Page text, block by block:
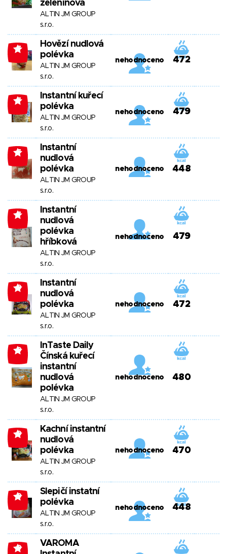
zeleninová
ALTIN JM GROUP
s.r.o.
-7
Hovězí nudlová
polévka
ALTIN JM GROUP
s.r.o.
nehodnoceno 472
-7
Instantní kuřecí
polévka
ALTIN JM GROUP
s.r.o.
nehodnoceno 479
-7
Instantní
nudlová
polévka
ALTIN JM GROUP
s.r.o.
nehodnoceno 448
-7
Instantní
nudlová
polévka
hříbková
ALTIN JM GROUP
s.r.o.
nehodnoceno 479
-9
Instantní
nudlová
polévka
ALTIN JM GROUP
s.r.o.
nehodnoceno 472
-9
InTaste Daily
Čínská kuřecí
instantní
nudlová
polévka
ALTIN JM GROUP
s.r.o.
nehodnoceno 480
-9
Kachní instantní
nudlová
polévka
ALTIN JM GROUP
s.r.o.
nehodnoceno 470
-9
Slepičí instatní
polévka
ALTIN JM GROUP
s.r.o.
nehodnoceno 448
-9
VAROMA